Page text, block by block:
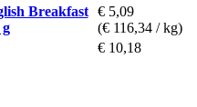
Breakfast
€ 5,09
(€ 116,34 / kg)
€ 10,18